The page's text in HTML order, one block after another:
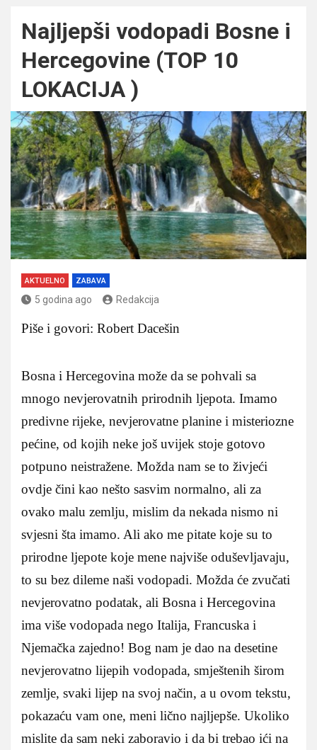
Najljepši vodopadi Bosne i
Hercegovine (TOP 10
LOKACIJA )
AKTUELNO ZABAVA
5 godina ago Redakcija
Piše i govori: Robert Dacešin
Bosna i Hercegovina može da se pohvali sa
mnogo nevjerovatnih prirodnih ljepota. Imamo
predivne rijeke, nevjerovatne planine i misteriozne
pećine, od kojih neke još uvijek stoje gotovo
potpuno neistražene. Možda nam se to živjeći
ovdje čini kao nešto sasvim normalno, ali za
ovako malu zemlju, mislim da nekada nismo ni
svjesni šta imamo. Ali ako me pitate koje su to
prirodne ljepote koje mene najviše oduševljavaju,
to su bez dileme naši vodopadi. Možda će zvučati
nevjerovatno podatak, ali Bosna i Hercegovina
ima više vodopada nego Italija, Francuska i
Njemačka zajedno! Bog nam je dao na desetine
nevjerovatno lijepih vodopada, smještenih širom
zemlje, svaki lijep na svoj način, a u ovom tekstu,
pokazaću vam one, meni lično najljepše. Ukoliko
mislite da sam neki zaboravio i da bi trebao ići na